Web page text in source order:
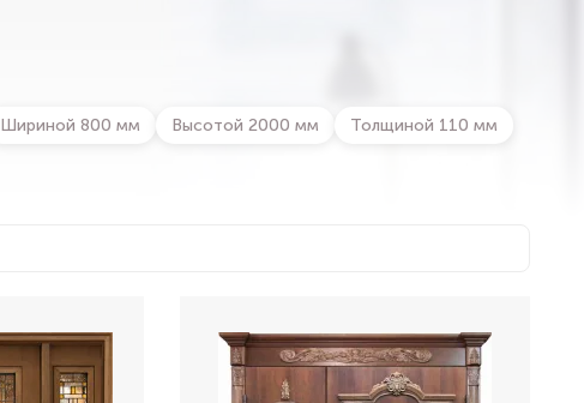
Шириной 800 мм Высотой 2000 мм Толщиной 110 мм